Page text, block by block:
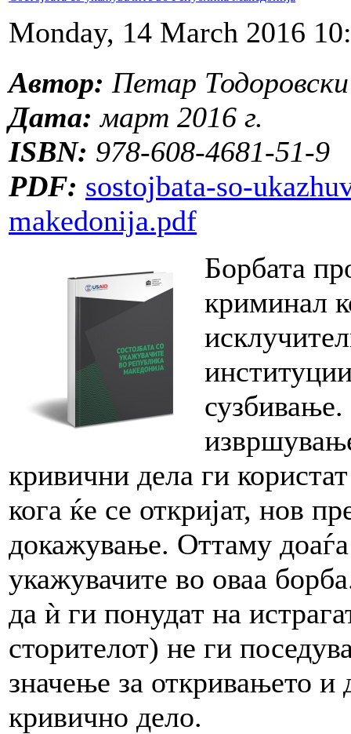
Monday, 14 March 2016
Автор: Петар Тодоровски
Дата: март 2016 г.
ISBN: 978-608-4681-51-9
PDF: sostojbata-so-
makedonija.pdf
Борбата
криминал
кривични дела ги
кога ќе се откријат, нов
докажување. Оттаму
укажувачите во оваа
да ѝ ги понудат на
сторителот) не ги
значење за откривањето
кривично дело.